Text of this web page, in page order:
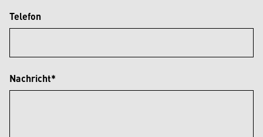
Telefon
Nachricht*